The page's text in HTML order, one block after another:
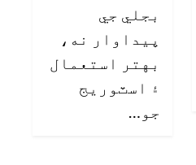
بجلي جي
پيداوار نه،
بهتر استعمال
۽ اسٽوريج
جو…